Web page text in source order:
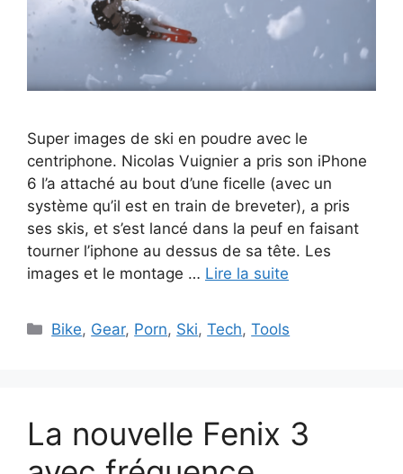
Super images de ski en poudre avec le
centriphone. Nicolas Vuignier a pris son iPhone
6 l’a attaché au bout d’une ficelle (avec un
système qu’il est en train de breveter), a pris
ses skis, et s’est lancé dans la peuf en faisant
tourner l’iphone au dessus de sa tête. Les
images et le montage … Lire la suite
Catégories
Bike, Gear, Porn, Ski,Tech,Tools
La nouvelle Fenix 3